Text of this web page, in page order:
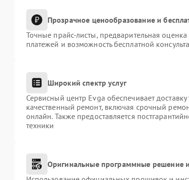
Прозрачное ценообразование и
Точные прайс-листы, предварительная
платежей и возможность бесплатной
Широкий спектр услуг
Сервисный центр Evga обеспечивает
качественный ремонт, включая срочный
онлайн. Также предоставляется
техники
Оригинальные программные решение